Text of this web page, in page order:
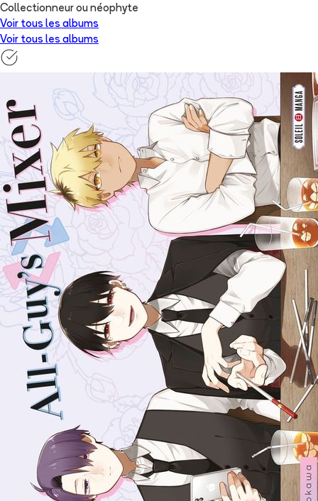
Collectionneur ou néophyte
Voir tous les albums
Voir tous les albums